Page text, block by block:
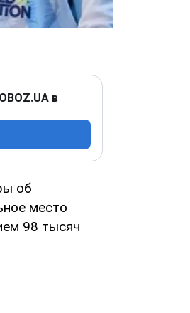
в
об
место
98 тысяч